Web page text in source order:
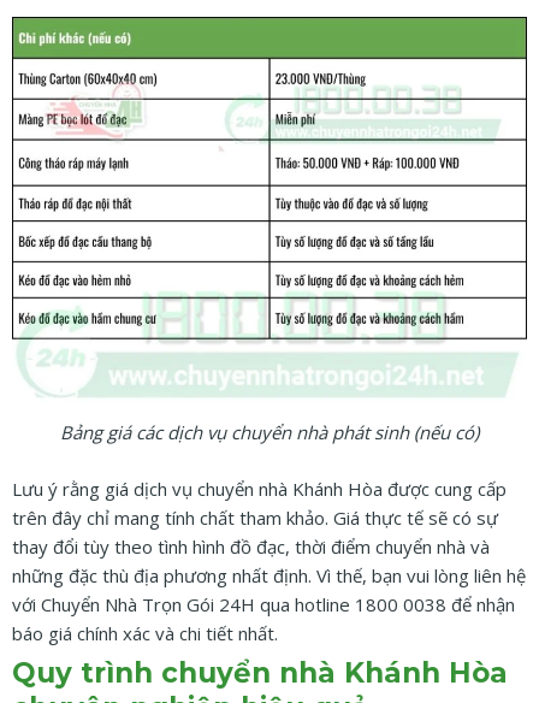
Bảng giá các dịch vụ chuyển nhà phát sinh (nếu có)
Lưu ý rằng giá dịch vụ chuyển nhà Khánh Hòa được cung cấp
trên đây chỉ mang tính chất tham khảo. Giá thực tế sẽ có sự
thay đổi tùy theo tình hình đồ đạc, thời điểm chuyển nhà và
những đặc thù địa phương nhất định. Vì thế, bạn vui lòng liên hệ
với Chuyển Nhà Trọn Gói 24H qua hotline 1800 0038 để nhận
báo giá chính xác và chi tiết nhất.
Quy trình chuyển nhà Khánh Hòa